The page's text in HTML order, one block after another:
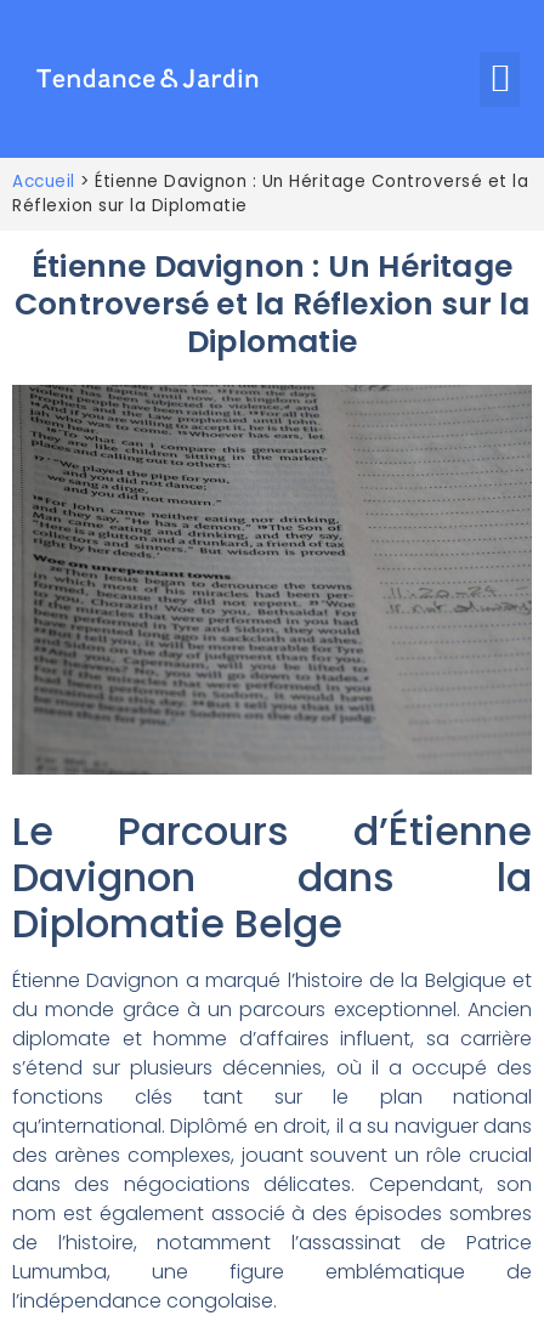
Accueil > Étienne Davignon : Un Héritage Controversé et la
Réflexion sur la Diplomatie
Étienne Davignon : Un Héritage
Controversé et la Réflexion sur la
Diplomatie
Le Parcours d’Étienne
Davignon dans la
Diplomatie Belge
Étienne Davignon a marqué l’histoire de la Belgique et
du monde grâce à un parcours exceptionnel. Ancien
diplomate et homme d’affaires influent, sa carrière
s’étend sur plusieurs décennies, où il a occupé des
fonctions clés tant sur le plan national
qu’international. Diplômé en droit, il a su naviguer dans
des arènes complexes, jouant souvent un rôle crucial
dans des négociations délicates. Cependant, son
nom est également associé à des épisodes sombres
de l’histoire, notamment l’assassinat de Patrice
Lumumba, une figure emblématique de
l’indépendance congolaise.